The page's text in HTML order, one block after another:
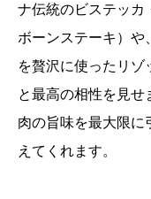
ナ伝統のビステッカ
ボーンステーキ）や
を贅沢に使ったリゾ
と最高の相性を見せ
肉の旨味を最大限に
えてくれます。